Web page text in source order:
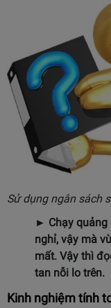
Sử dụng ngân sách
► Chạy quảng
nghỉ, vậy mà
mất. Vậy thì
tan nỗi lo trên.
Kinh nghiệm tính